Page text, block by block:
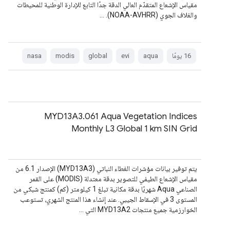
مقياس الإشعاع المتقدّم العالي الدقة جدًا التابع للإدارة الوطنية للمحيطات
والغلاف الجوي (NOAA-AVHRR). …
‫16 يومًا aqua
evi
global
modis
nasa
MYD13A3.061 Aqua Vegetation Indices
Monthly L3 Global 1 km SIN Grid
يتم توفير بيانات مؤشرات الغطاء النباتي (MYD13A3) الإصدار 6.1 من
مقياس الإشعاع الطيفي للتصوير بدقة معتدلة (MODIS) على القمر
الصناعي Aqua شهريًا بدقة مكانية تبلغ 1 كيلومتر (كم) كمنتج شبكي من
المستوى 3 في الإسقاط الجيبي. عند إنشاء هذا المنتج الشهري، تستوعب
الخوارزمية جميع منتجات MYD13A2 التي …